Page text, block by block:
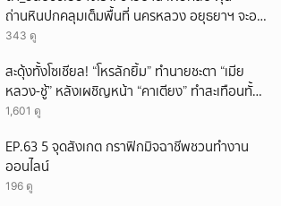
ถ่านหินปกคลุมเต็มพื้นที่ นครหลวง อยุธยาฯ จะอยู่
กันยังไง
343 ดู
สะดุ้งทั้งโซเชียล! “โหรลักยิ้ม” ทำนายชะตา “เมีย
หลวง-ชู้” หลังเผชิญหน้า “คาเตียง” ทำสะเทือนทั้ง
ประเทศ
1,601 ดู
EP.63 5 จุดสังเกต กราฟิกมิจฉาชีพชวนทำงาน
ออนไลน์
196 ดู